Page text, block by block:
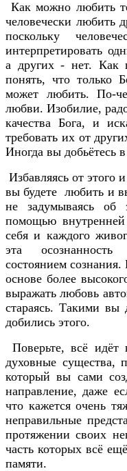
Как можно любить
человечески любить
поскольку
интерпретировать
а других - нет. Как
понять, что только
может любить. По-
любви. Изобилие,
качества Бога, и
требовать их от
Иногда вы добьётесь
Избавляясь от этого
вы будете любить и
не задумываясь об
помощью
себя и каждого
эта
состоянием
основе более
выражать любовь
стараясь. Такими
добились этого.
Поверьте, всё
духовные
который вы сами
направление, даже
что кажется очень
неправильные
протяжении своих
часть которых всё
памяти.